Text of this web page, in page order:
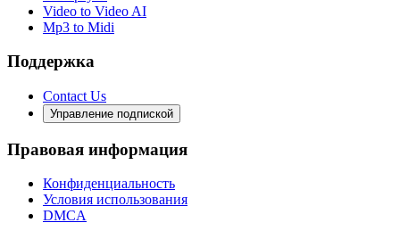
Video to Video AI
Mp3 to Midi
Поддержка
Contact Us
Управление подпиской
Правовая информация
Конфиденциальность
Условия использования
DMCA